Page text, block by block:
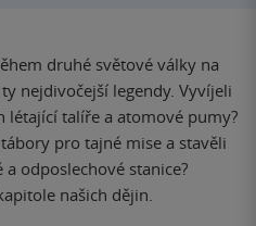
druhé světové války na
nejdivočejší legendy. Vyvíjeli
létající talíře a atomové pumy?
pro tajné mise a stavěli
odposlechové stanice?
našich dějin.